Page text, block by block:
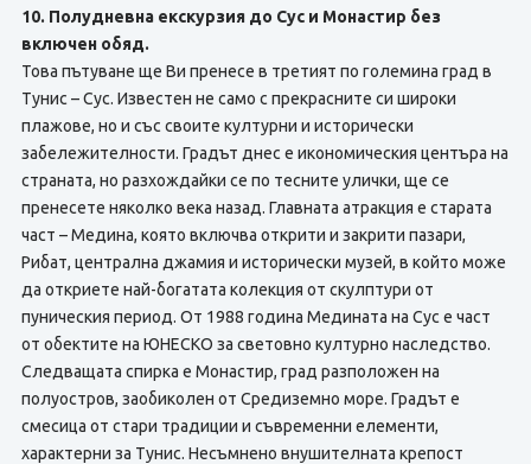
10. Полудневна екскурзия до Сус и Монастир без
включен обяд.
Това пътуване ще Ви пренесе в третият по големина град в
Тунис – Сус. Известен не само с прекрасните си широки
плажове, но и със своите културни и исторически
забележителности. Градът днес е икономическия центъра на
страната, но разхождайки се по тесните улички, ще се
пренесете няколко века назад. Главната атракция е старата
част – Медина, която включва открити и закрити пазари,
Рибат, централна джамия и исторически музей, в който може
да откриете най-богатата колекция от скулптури от
пуническия период. От 1988 година Медината на Сус е част
от обектите на ЮНЕСКО за световно културно наследство.
Следващата спирка е Монастир, град разположен на
полуостров, заобиколен от Средиземно море. Градът е
смесица от стари традиции и съвременни елементи,
характерни за Тунис. Несъмнено внушителната крепост